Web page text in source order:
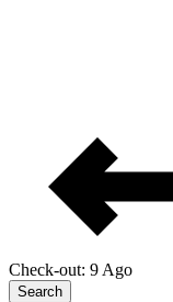
Check-out: 9 Ago
Search